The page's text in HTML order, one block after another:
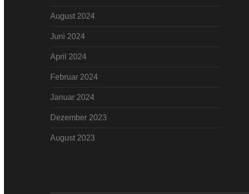
August 2024
Juni 2024
April 2024
Februar 2024
Januar 2024
Dezember 2023
August 2023